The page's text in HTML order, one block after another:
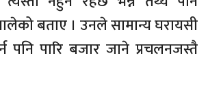
बताए । उनले सामान्य घरायसी
पनि पारि बजार जाने प्रचलनजस्तै